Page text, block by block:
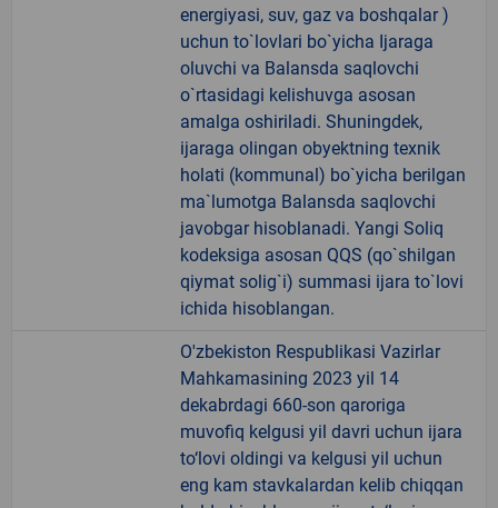
energiyasi, suv, gaz va boshqalar )
uchun to`lovlari bo`yicha Ijaraga
oluvchi va Balansda saqlovchi
o`rtasidagi kelishuvga asosan
amalga oshiriladi. Shuningdek,
ijaraga olingan obyektning texnik
holati (kommunal) bo`yicha berilgan
ma`lumotga Balansda saqlovchi
javobgar hisoblanadi. Yangi Soliq
kodeksiga asosan QQS (qo`shilgan
qiymat solig`i) summasi ijara to`lovi
ichida hisoblangan.
O'zbekiston Respublikasi Vazirlar
Mahkamasining 2023 yil 14
dekabrdagi 660-son qaroriga
muvofiq kelgusi yil davri uchun ijara
to‘lovi oldingi va kelgusi yil uchun
eng kam stavkalardan kelib chiqqan